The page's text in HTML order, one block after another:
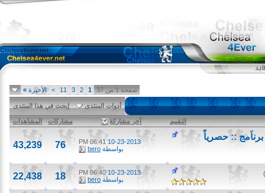
صفحة 1 من 37 1
2
11
> الأخيرة»
أدوات المنتدى إبحث في هذا المنتدى
التقييم آخر مشاركة مشاركات المشاهدات
:: حصرياً 10-23-2013
06:41 PM
بواسطةbero
43,239
10-23-2013
06:40 PM
بواسطةbero
18
22,438